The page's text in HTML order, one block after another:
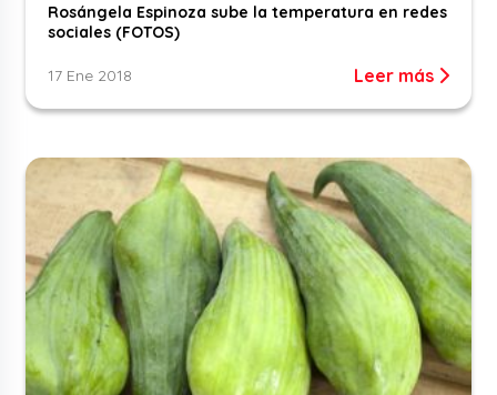
Rosángela Espinoza sube la temperatura en redes
sociales (FOTOS)
17 Ene 2018 Leer más